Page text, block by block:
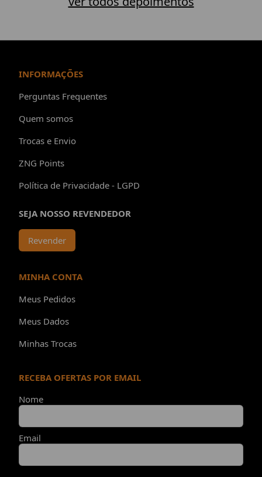
INFORMAÇÕES
Perguntas Frequentes
Quem somos
Trocas e Envio
ZNG Points
Política de Privacidade - LGPD
SEJA NOSSO REVENDEDOR
Revender
MINHA CONTA
Meus Pedidos
Meus Dados
Minhas Trocas
RECEBA OFERTAS POR EMAIL
Nome
Email